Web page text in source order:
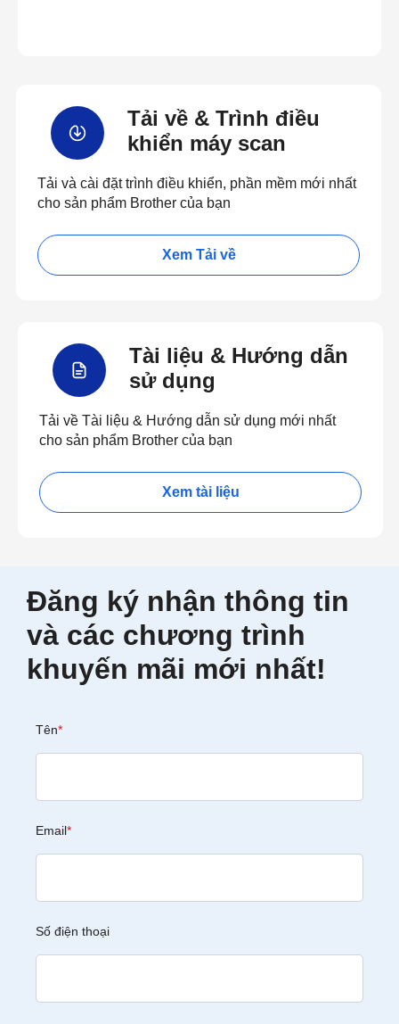
Tải về & Trình điều
khiển máy scan
Tải và cài đặt trình điều khiển, phần mềm mới nhất
cho sản phẩm Brother của bạn
Xem Tải về
Tài liệu & Hướng dẫn
sử dụng
Tải về Tài liệu & Hướng dẫn sử dụng mới nhất
cho sản phẩm Brother của bạn
Xem tài liệu
Đăng ký nhận thông tin
và các chương trình
khuyến mãi mới nhất!
Tên*
Email*
Số điện thoại